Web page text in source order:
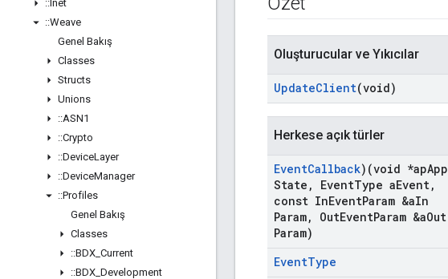
::Inet
::Weave
Genel Bakış
Classes
Structs
Unions
::ASN1
::Crypto
::DeviceLayer
::DeviceManager
::Profiles
Genel Bakış
Classes
::BDX Current
::BDX Development
Oluşturucular ve Yıkıcılar
UpdateClient(void)
Herkese açık türler
EventCallback)(void *apApp
State , EventType aEvent,
const InEventParam &aIn
Param, OutEventParam &aOut
Param)
EventType